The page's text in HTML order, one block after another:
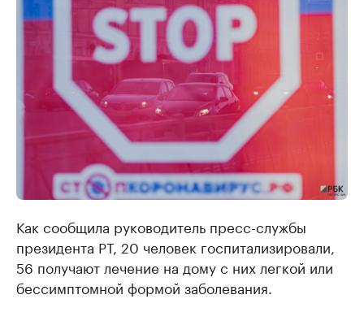
Как сообщила руководитель пресс-службы
президента РТ, 20 человек госпитализировали,
56 получают лечение на дому с них легкой или
бессимптомной формой заболевания.